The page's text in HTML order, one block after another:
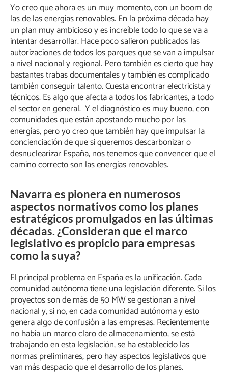
Yo creo que ahora es un muy momento, con un boom de
las de las energías renovables. En la próxima década hay
un plan muy ambicioso y es increíble todo lo que se va a
intentar desarrollar. Hace poco salieron publicados las
autorizaciones de todos los parques que se van a impulsar
a nivel nacional y regional. Pero también es cierto que hay
bastantes trabas documentales y también es complicado
también conseguir talento. Cuesta encontrar electricista y
técnicos. Es algo que afecta a todos los fabricantes, a todo
el sector en general. Y el diagnóstico es muy bueno, con
comunidades que están apostando mucho por las
energías, pero yo creo que también hay que impulsar la
concienciación de que si queremos descarbonizar o
desnuclearizar España, nos tenemos que convencer que el
camino correcto son las energías renovables.
Navarra es pionera en numerosos
aspectos normativos como los planes
estratégicos promulgados en las últimas
décadas. ¿Consideran que el marco
legislativo es propicio para empresas
como la suya?
El principal problema en España es la unificación. Cada
comunidad autónoma tiene una legislación diferente. Si los
proyectos son de más de 50 MW se gestionan a nivel
nacional y, si no, en cada comunidad autónoma y esto
genera algo de confusión a las empresas. Recientemente
no había un marco claro de almacenamiento, se está
trabajando en esta legislación, se ha establecido las
normas preliminares, pero hay aspectos legislativos que
van más despacio que el desarrollo de los planes.